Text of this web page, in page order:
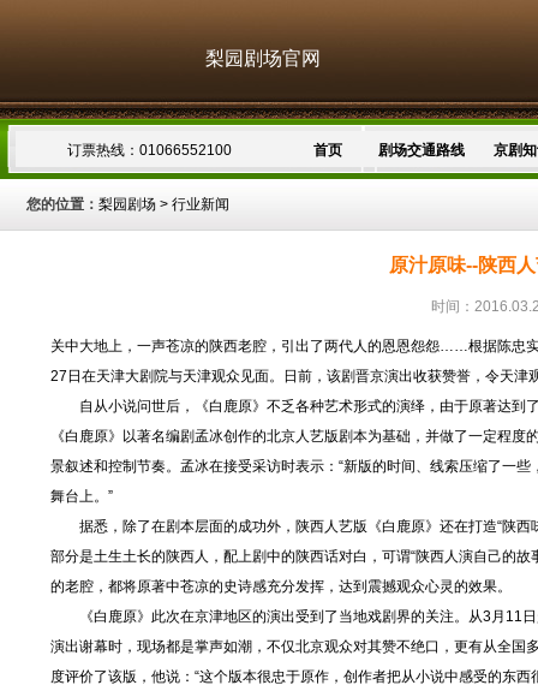
梨园剧场官网
订票热线：01066552100 首页 剧场交通路线 京剧
您的位置： 梨园剧场 > 行业新闻
原汁原味--陕西
时间：
关中大地上，一声苍凉的陕西老腔，引出了两代人的恩恩怨怨……根据陈忠
27日在天津大剧院与天津观众见面。日前，该剧晋京演出收获赞誉，令天津
自从小说问世后，《白鹿原》不乏各种艺术形式的演绎，由于原著达到
《白鹿原》以著名编剧孟冰创作的北京人艺版剧本为基础，并做了一定程
景叙述和控制节奏。孟冰在接受采访时表示：“新版的时间、线索压缩了一
舞台上。”
据悉，除了在剧本层面的成功外，陕西人艺版《白鹿原》还在打造“陕西
部分是土生土长的陕西人，配上剧中的陕西话对白，可谓“陕西人演自己的
的老腔，都将原著中苍凉的史诗感充分发挥，达到震撼观众心灵的效果。
《白鹿原》此次在京津地区的演出受到了当地戏剧界的关注。从3月11日
演出谢幕时，现场都是掌声如潮，不仅北京观众对其赞不绝口，更有从全
度评价了该版，他说：“这个版本很忠于原作，创作者把从小说中感受的东